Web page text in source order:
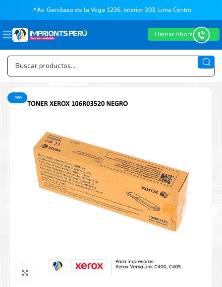
📍Av. Garcilaso de la Vega 1236, Interior 303, Lima Centro
Llamar Ahora
-9%
Agrandar